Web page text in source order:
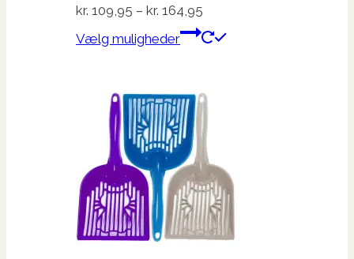
kr. 109,95 – kr. 164,95
kr. 109,95
Vælg muligheder
Dette
vælges
på
varesiden